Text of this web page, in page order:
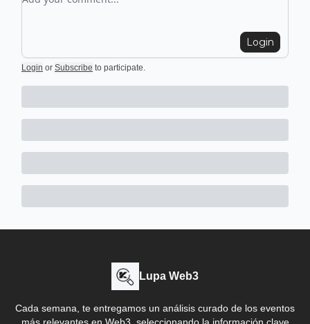
Login
Login or Subscribe to participate.
Lupa Web3
Cada semana, te entregamos un análisis curado de los eventos